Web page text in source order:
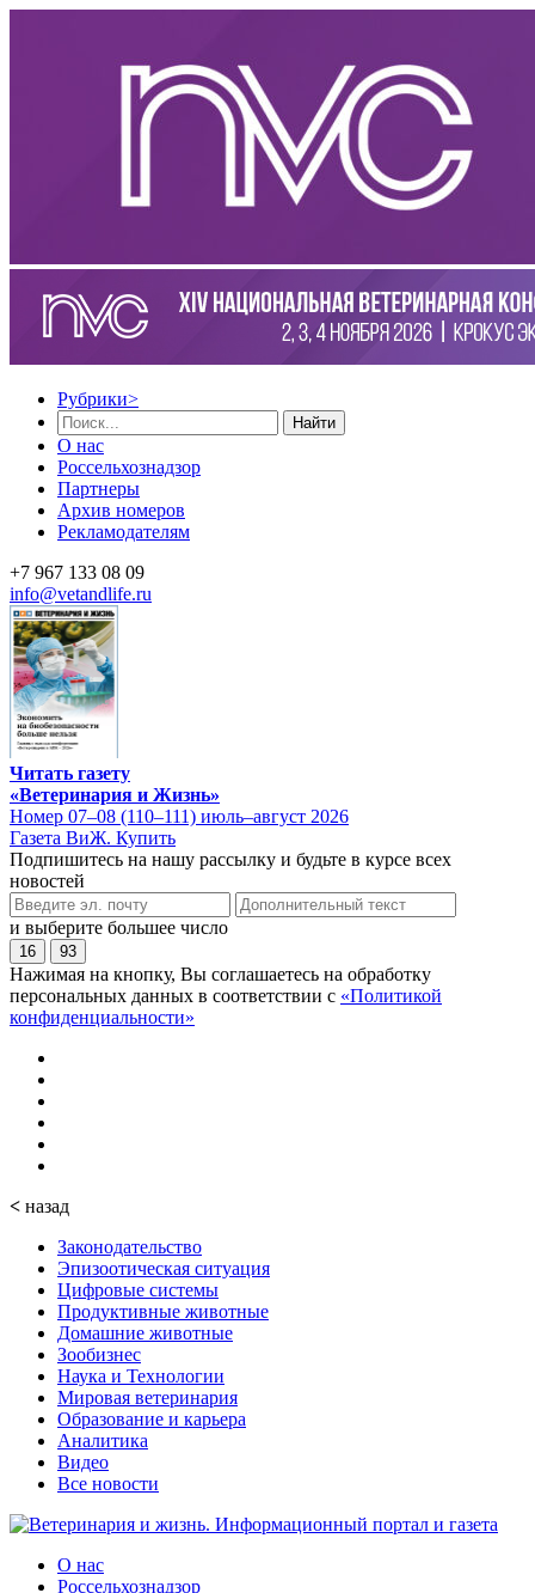
Рубрики>
Найти
О нас
Россельхознадзор
Партнеры
Архив номеров
Рекламодателям
+7 967 133 08 09
info@vetandlife.ru
Читать газету
«Ветеринария и Жизнь»
Номер 07–08 (110–111) июль–август 2026
Газета ВиЖ. Купить
Подпишитесь на нашу рассылку и будьте в курсе всех
новостей
и выберите большее число
16 93
Нажимая на кнопку, Вы соглашаетесь на обработку
персональных данных в соответствии с «Политикой
конфиденциальности»
< назад
Законодательство
Эпизоотическая ситуация
Цифровые системы
Продуктивные животные
Домашние животные
Зообизнес
Наука и Технологии
Мировая ветеринария
Образование и карьера
Аналитика
Видео
Все новости
О нас
Россельхознадзор